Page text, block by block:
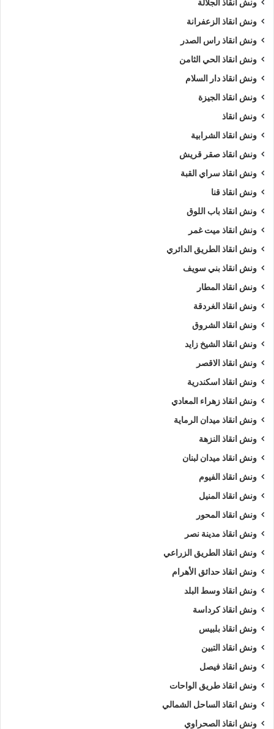
ونش انقاذ الجلالة
ونش انقاذ الزعفرانة
ونش انقاذ راس الصدر
ونش انقاذ الحي الثامن
ونش انقاذ دار السلام
ونش انقاذ الجيزة
ونش انقاذ
ونش انقاذ الشرابية
ونش انقاذ صقر قريش
ونش انقاذ سراي القبة
ونش انقاذ قنا
ونش انقاذ باب اللوق
ونش انقاذ ميت غمر
ونش انقاذ الطريق الدائري
ونش انقاذ بني سويف
ونش انقاذ المطار
ونش انقاذ الغردقة
ونش انقاذ الشروق
ونش انقاذ الشيخ زايد
ونش انقاذ الاقصر
ونش انقاذ اسكندرية
ونش انقاذ زهراء المعادي
ونش انقاذ ميدان الرماية
ونش انقاذ النزهة
ونش انقاذ ميدان لبنان
ونش انقاذ الفيوم
ونش انقاذ المنيل
ونش انقاذ المحور
ونش انقاذ مدينة نصر
ونش انقاذ الطريق الزراعي
ونش انقاذ حدائق الأهرام
ونش انقاذ وسط البلد
ونش انقاذ كرداسة
ونش انقاذ بلبيس
ونش انقاذ التبين
ونش انقاذ فيصل
ونش انقاذ طريق الواحات
ونش انقاذ الساحل الشمالي
ونش انقاذ الصحراوي